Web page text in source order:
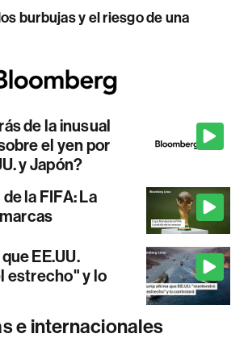
burbujas y el riesgo de una
de la inusual
el yen por
y Japón?
la FIFA: La
EE.UU.
estrecho" y lo
e internacionales